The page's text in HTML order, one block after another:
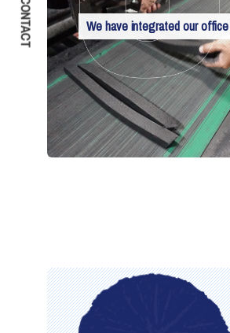
CONTACT We have integrated our